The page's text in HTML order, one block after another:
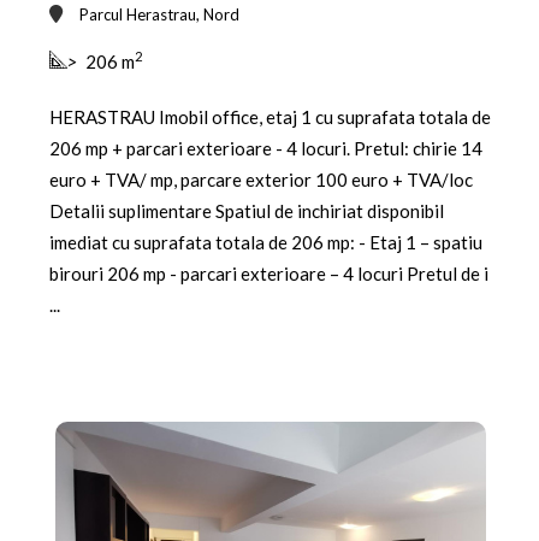
Parcul Herastrau, Nord
> 206 m2
HERASTRAU Imobil office, etaj 1 cu suprafata totala de
206 mp + parcari exterioare - 4 locuri. Pretul: chirie 14
euro + TVA/ mp, parcare exterior 100 euro + TVA/loc
Detalii suplimentare Spatiul de inchiriat disponibil
imediat cu suprafata totala de 206 mp: - Etaj 1 – spatiu
birouri 206 mp - parcari exterioare – 4 locuri Pretul de i
...